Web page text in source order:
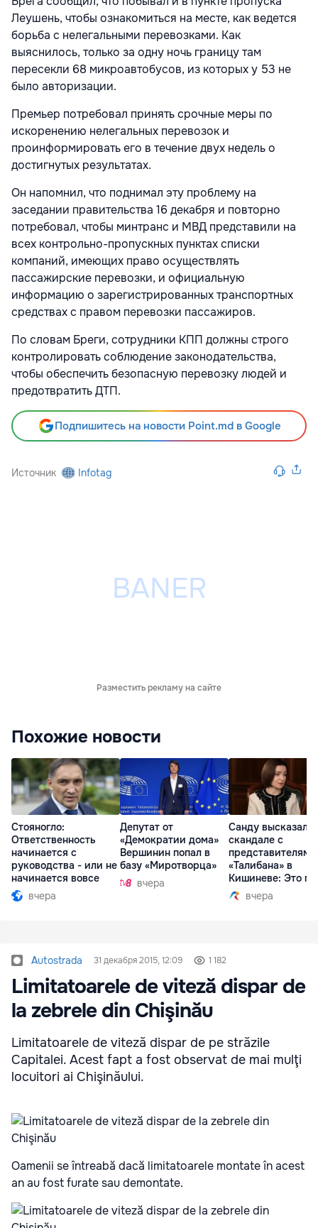
Леушень, чтобы ознакомиться на месте, как ведется
борьба с нелегальными перевозками. Как
выяснилось, только за одну ночь границу там
пересекли 68 микроавтобусов, из которых у 53 не
было авторизации.
Премьер потребовал принять срочные меры по
искоренению нелегальных перевозок и
проинформировать его в течение двух недель о
достигнутых результатах.
Он напомнил, что поднимал эту проблему на
заседании правительства 16 декабря и повторно
потребовал, чтобы минтранс и МВД представили на
всех контрольно-пропускных пунктах списки
компаний, имеющих право осуществлять
пассажирские перевозки, и официальную
информацию о зарегистрированных транспортных
средствах с правом перевозки пассажиров.
По словам Бреги, сотрудники КПП должны строго
контролировать соблюдение законодательства,
чтобы обеспечить безопасную перевозку людей и
предотвратить ДТП.
Подпишитесь на новости Point.md в Google
Источник Infotag
Разместить рекламу на сайте
Похожие новости
Стояногло:
Ответственность
начинается с
руководства - или не
начинается вовсе
вчера
Депутат от
«Демократии дома»
Вершинин попал в
базу «Миротворца»
вчера
Санду
скандале с
представителями
«Талибана» в
Кишиневе: Это
вчера
Autostrada 31 декабря 2015, 12:09 1 182
Limitatoarele de viteză dispar de
la zebrele din Chişinău
Limitatoarele de viteză dispar de pe străzile
Capitalei. Acest fapt a fost observat de mai mulţi
locuitori ai Chişinăului.
Oamenii se întreabă dacă limitatoarele montate în acest
an au fost furate sau demontate.